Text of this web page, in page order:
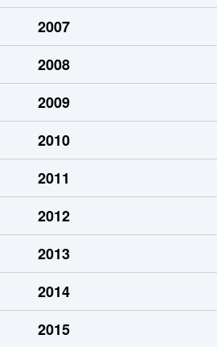
15万円 長野原草津口
3万円 長野原草津口
3万円 長野原草津口
12万円 長野原草津口
3万円 長野原草津口
1,400万円 群馬大津
230万円
300万円
2007
2008
2009
2010
2011
2012
2013
2014
2015